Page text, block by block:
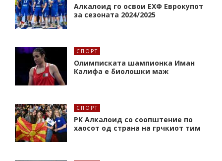
Алкалоид го освои ЕХФ Еврокупот
за сезоната 2024/2025
СПОРТ
Олимписката шампионка Иман
Калифa е биолошки маж
СПОРТ
РК Алкалоид со соопштение по
хаосот од страна на грчкиот тим